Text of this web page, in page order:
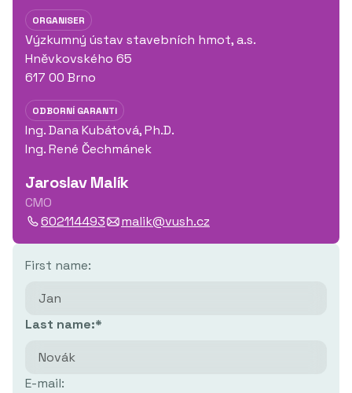
ORGANISER
Výzkumný ústav stavebních hmot, a.s.
Hněvkovského 65
617 00 Brno
ODBORNÍ GARANTI
Ing. Dana Kubátová, Ph.D.
Ing. René Čechmánek
Jaroslav Malík
CMO
602114493
malik@vush.cz
First name:
Last name:*
E-mail: